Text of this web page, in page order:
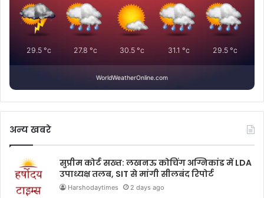
29.5°c 27.8 °c 30.5°c 31.1 °c 29.5 °c
WorldWeatherOnline.com
अन्य खबरे
सुप्रीम कोर्ट सख्त: लखनऊ कोचिंग अग्निकांड में LDA
उपाध्यक्ष तलब, SIT से मांगी सीलबंद रिपोर्ट
Harshodaytimes 2 days ago